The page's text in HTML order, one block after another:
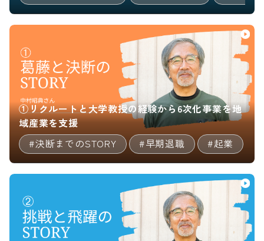
①リクルートと大学教授の経験から6次化事業を地
域産業を支援
#決断までのSTORY
#早期退職 #起業